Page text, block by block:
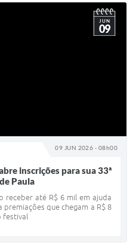
09 JUN 2026 - 08h00
JUN
09
inscrições para sua 33ª
Paula
receber até R$ 6 mil em ajuda
que chegam a R$ 8
festival